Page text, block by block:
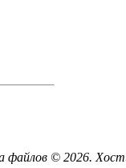
файлов © 2026.